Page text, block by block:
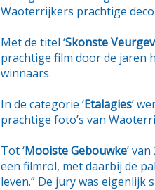
Waoterrijkers prachtige
Met de titel ‘Skonste
prachtige film door de jaren
winnaars.
In de categorie ‘Etalagies’
prachtige foto’s van
Tot ‘Mooiste Gebouwke’
een filmrol, met daarbij de
leven.” De jury was eigenlijk